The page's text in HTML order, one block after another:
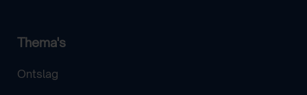
Thema's
Ontslag